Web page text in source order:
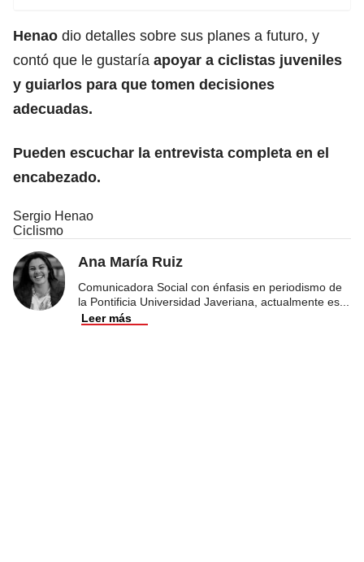
Henao dio detalles sobre sus planes a futuro, y
contó que le gustaría apoyar a ciclistas juveniles
y guiarlos para que tomen decisiones
adecuadas.
Pueden escuchar la entrevista completa en el
encabezado.
Sergio Henao
Ciclismo
Ana María Ruiz
Comunicadora Social con énfasis en periodismo de
la Pontificia Universidad Javeriana, actualmente es
Leer más